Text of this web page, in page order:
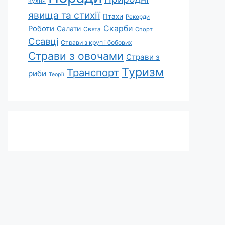
явища та стихії Птахи Рекорди
Роботи Салати Свята Скарби Спорт
Ссавці Страви з круп і бобових
Страви з овочами Страви з
риби Теорії Транспорт Туризм